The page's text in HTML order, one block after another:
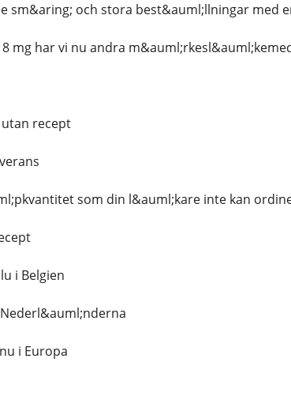
sm&aring; och stora best&auml;llningar med
mg har vi nu andra
recept
som din l&auml;kare inte kan
i Belgien
i Europa